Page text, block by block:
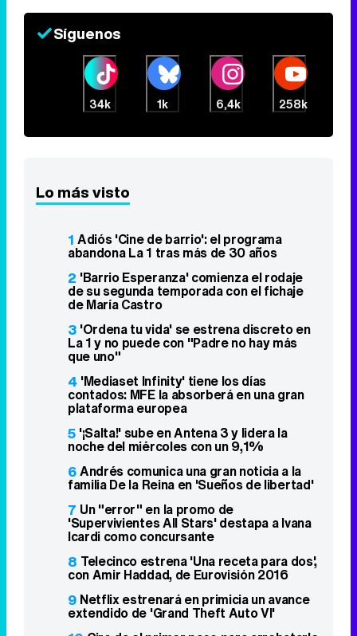
Síguenos
34k 1k 6,4k 258k
Lo más visto
1 Adiós 'Cine de barrio': el programa
abandona La 1 tras más de 30 años
2 'Barrio Esperanza' comienza el rodaje
de su segunda temporada con el fichaje
de María Castro
3 'Ordena tu vida' se estrena discreto en
La 1 y no puede con "Padre no hay más
que uno"
4 'Mediaset Infinity' tiene los días
contados: MFE la absorberá en una gran
plataforma europea
5 '¡Salta!' sube en Antena 3 y lidera la
noche del miércoles con un 9,1%
6Andrés comunica una gran noticia a la
familia De la Reina en 'Sueños de libertad'
7 Un "error" en la promo de
'Supervivientes All Stars' destapa a Ivana
Icardi como concursante
8 Telecinco estrena 'Una receta para dos',
con Amir Haddad, de Eurovisión 2016
9 Netflix estrenará en primicia un avance
extendido de 'Grand Theft Auto VI'